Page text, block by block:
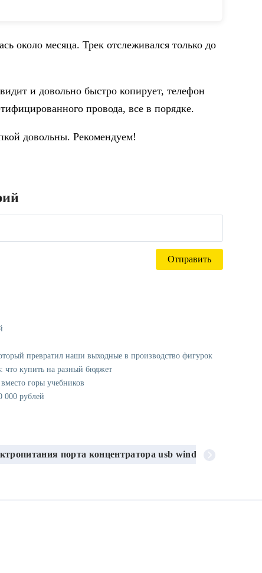
около месяца. Трек отслеживался только до
и довольно быстро копирует, телефон
провода, все в порядке.
довольны. Рекомендуем!
превратил наши выходные в производство фигурок
что купить на разный бюджет
горы учебников
000 рублей
порта концентратора usb windows 7